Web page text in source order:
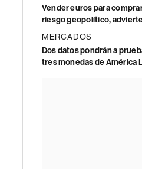
Vender euros para
riesgo geopolítico,
MERCADOS
Dos datos pondrán a
tres monedas de América